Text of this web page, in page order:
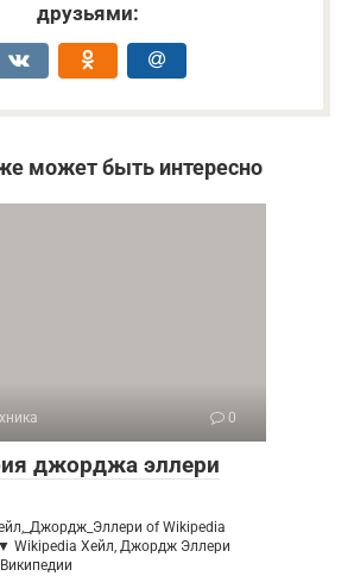
друзьями:
может быть интересно
0
джорджа эллери
of Wikipedia
Wikipedia Хейл, Джордж Эллери